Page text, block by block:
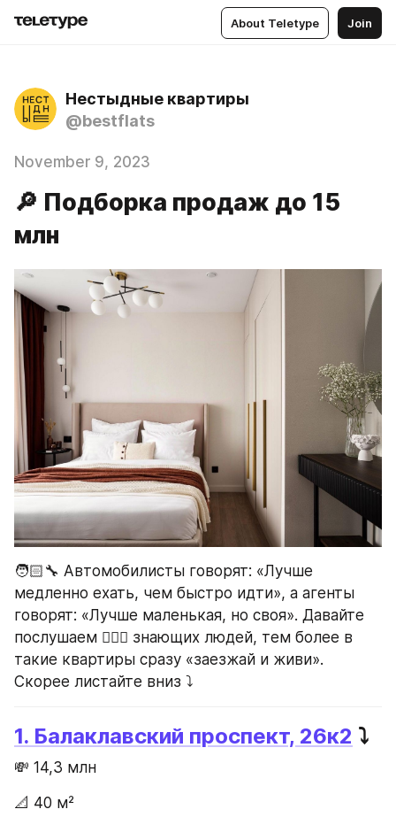
About Teletype Join
Нестыдные квартиры
@bestflats
November 9, 2023
🔎 Подборка продаж до 15
млн
🧑🏻‍🔧 Автомобилисты говорят: «Лучше
медленно ехать, чем быстро идти», а агенты
говорят: «Лучше маленькая, но своя». Давайте
послушаем 🧏🏼‍♀️ знающих людей, тем более в
такие квартиры сразу «заезжай и живи».
Скорее листайте вниз ⤵️
1. Балаклавский проспект, 26к2 ⤵️
💸 14,3 млн
📐 40 м²